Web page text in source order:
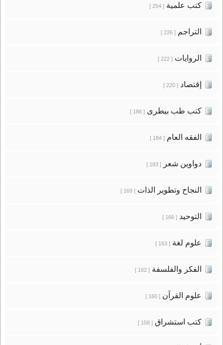
كتب علمية[ 254 ]
التراجم[ 226 ]
الروايات[ 222 ]
إقتصاد[ 220 ]
كتب طب بيطرى[ 186 ]
الفقه العام[ 184 ]
دواوين شعر[ 183 ]
النجاح وتطوير الذات[ 169 ]
التوحيد[ 166 ]
علوم لغة[ 163 ]
الفكر والفلسفة[ 162 ]
علوم القرآن[ 160 ]
كتب استشراق[ 158 ]